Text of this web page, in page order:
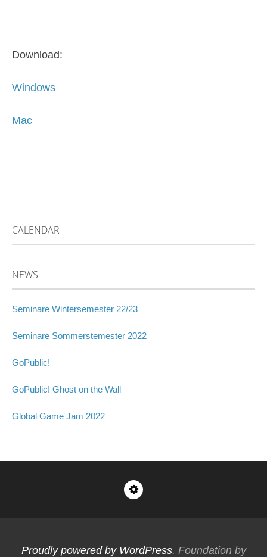
Download:
Windows
Mac
CALENDAR
NEWS
Seminare Wintersemester 22/23
Seminare Sommerstemester 2022
GoPublic!
GoPublic! Ghost on the Wall
Global Game Jam 2022
Proudly powered by WordPress. Foundation by